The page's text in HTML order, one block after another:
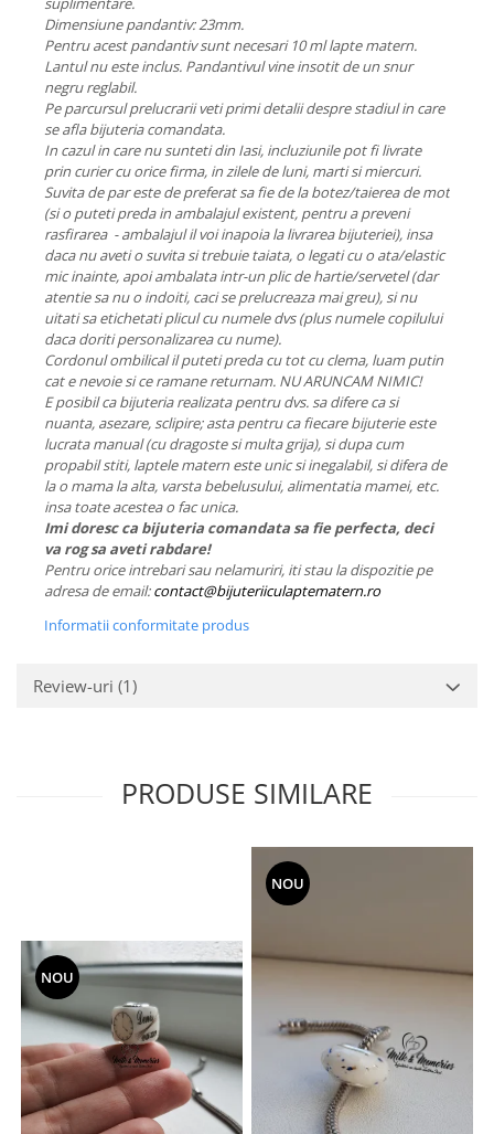
Dimensiune pandantiv: 23mm.
Pentru acest pandantiv sunt necesari 10 ml lapte matern.
Lantul nu este inclus. Pandantivul vine insotit de un snur
negru reglabil.
Pe parcursul prelucrarii veti primi detalii despre stadiul in care
se afla bijuteria comandata.
In cazul in care nu sunteti din Iasi, incluziunile pot fi livrate
prin curier cu orice firma, in zilele de luni, marti si miercuri.
Suvita de par este de preferat sa fie de la botez/taierea de mot
(si o puteti preda in ambalajul existent, pentru a preveni
rasfirarea - ambalajul il voi inapoia la livrarea bijuteriei), insa
daca nu aveti o suvita si trebuie taiata, o legati cu o ata/elastic
mic inainte, apoi ambalata intr-un plic de hartie/servetel (dar
atentie sa nu o indoiti, caci se prelucreaza mai greu), si nu
uitati sa etichetati plicul cu numele dvs (plus numele copilului
daca doriti personalizarea cu nume).
Cordonul ombilical il puteti preda cu tot cu clema, luam putin
cat e nevoie si ce ramane returnam. NU ARUNCAM NIMIC!
E posibil ca bijuteria realizata pentru dvs. sa difere ca si
nuanta, asezare, sclipire; asta pentru ca fiecare bijuterie este
lucrata manual (cu dragoste si multa grija), si dupa cum
propabil stiti, laptele matern este unic si inegalabil, si difera de
la o mama la alta, varsta bebelusului, alimentatia mamei, etc.
insa toate acestea o fac unica.
Imi doresc ca bijuteria comandata sa fie perfecta, deci
va rog sa aveti rabdare!
Pentru orice intrebari sau nelamuriri, iti stau la dispozitie pe
adresa de email:contact@bijuteriiculaptematern.ro
Informatii conformitate produs
Review-uri (1)
PRODUSE SIMILARE
NOU
NOU